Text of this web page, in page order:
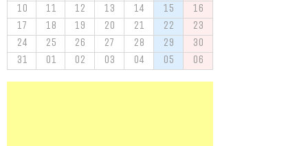
10
11 12 13 14 15
16
17
18 19 20 21 22
23
24
25 26 27 28 29
30
31
01 02 03 04 05 06